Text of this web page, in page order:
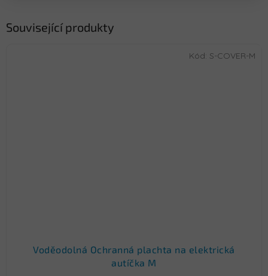
Související produkty
Voděodolná Ochranná plachta na elektrická
autíčka M
Kód: S-COVER-M